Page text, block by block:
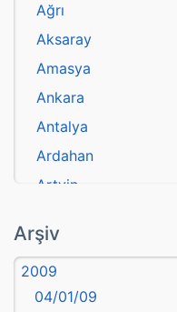
Ağrı
Aksaray
Amasya
Ankara
Antalya
Ardahan
Artvin
Aydın
Balıkesir
Bartın
Arşiv
2009
04/01/09